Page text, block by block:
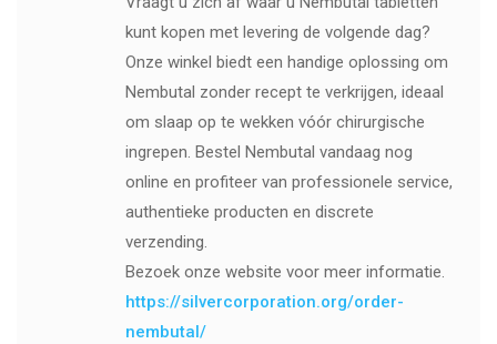
kunt kopen met levering de volgende dag?
Onze winkel biedt een handige oplossing om
Nembutal zonder recept te verkrijgen, ideaal
om slaap op te wekken vóór chirurgische
ingrepen. Bestel Nembutal vandaag nog
online en profiteer van professionele service,
authentieke producten en discrete
verzending.
Bezoek onze website voor meer informatie.
https://silvercorporation.org/order-
nembutal/